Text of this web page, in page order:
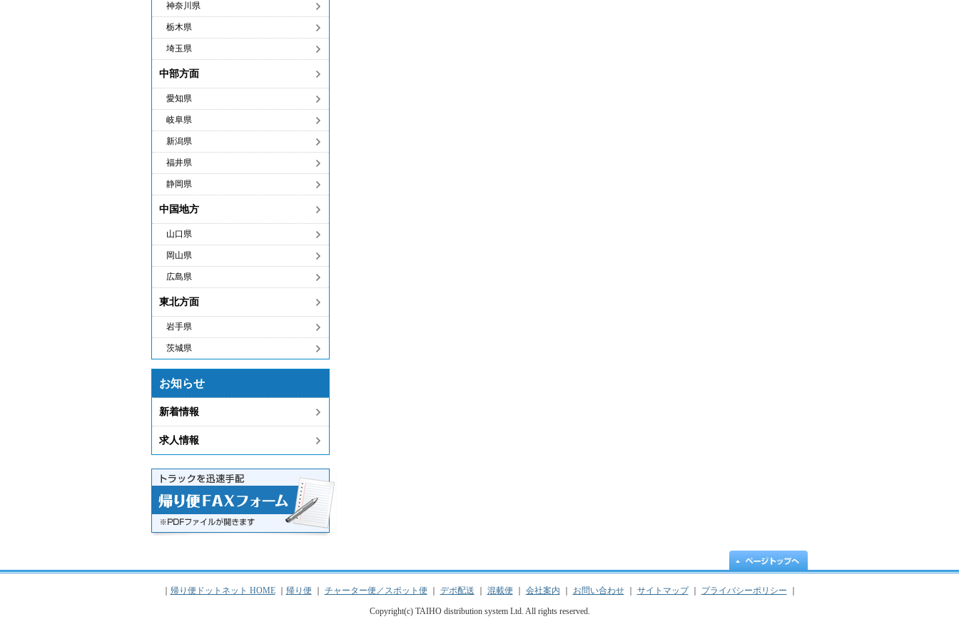
神奈川県
栃木県
埼玉県
中部方面
愛知県
岐阜県
新潟県
福井県
静岡県
中国地方
山口県
岡山県
広島県
東北方面
岩手県
茨城県
お知らせ
新着情報
求人情報
帰り便ドットネット HOME｜ 帰り便 チャーター便／スポット便 デポ配送 混載便 会社案内 お問い合わせ｜ サイトマップ｜ プライバシーポリシー
Copyright(c) TAIHO distribution system Ltd. All rights reserved.